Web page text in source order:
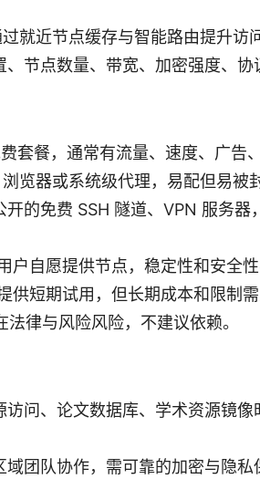
就近节点缓存与智能路由提升访
节点数量、带宽、加密强度、协
套餐，通常有流量、速度、广告
览器或系统级代理，易配但易被
开的免费 SSH 隧道、VPN 服务器
户自愿提供节点，稳定性和安全性
供短期试用，但长期成本和限制需
律与风险风险，不建议依赖。
问、论文数据库、学术资源镜
团队协作，需可靠的加密与隐